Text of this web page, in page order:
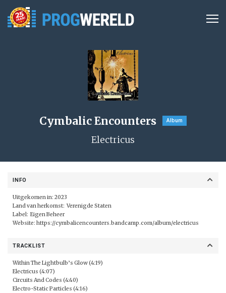
Cymbalic Encounters Album
Electricus
INFO
Uitgekomen in: 2023
Land van herkomst: Verenigde Staten
Label: Eigen Beheer
Website: https://cymbalicencounters.bandcamp.com/album/electricus
TRACKLIST
Within The Lightbulb’s Glow (4:19)
Electricus (4:07)
Circuits And Codes (4:40)
Electro-Static Particles (4:16)